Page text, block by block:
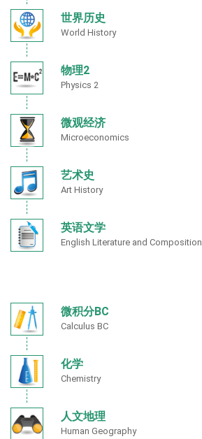
世界历史
World History
物理2
Physics 2
微观经济
Microeconomics
艺术史
Art History
英语文学
English Literature and Composition
微积分BC
Calculus BC
化学
Chemistry
人文地理
Human Geography